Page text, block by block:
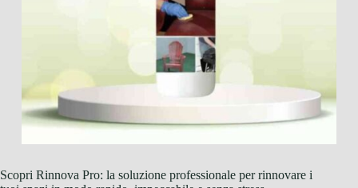
Scopri Rinnova Pro: la soluzione professionale per rinnovare i